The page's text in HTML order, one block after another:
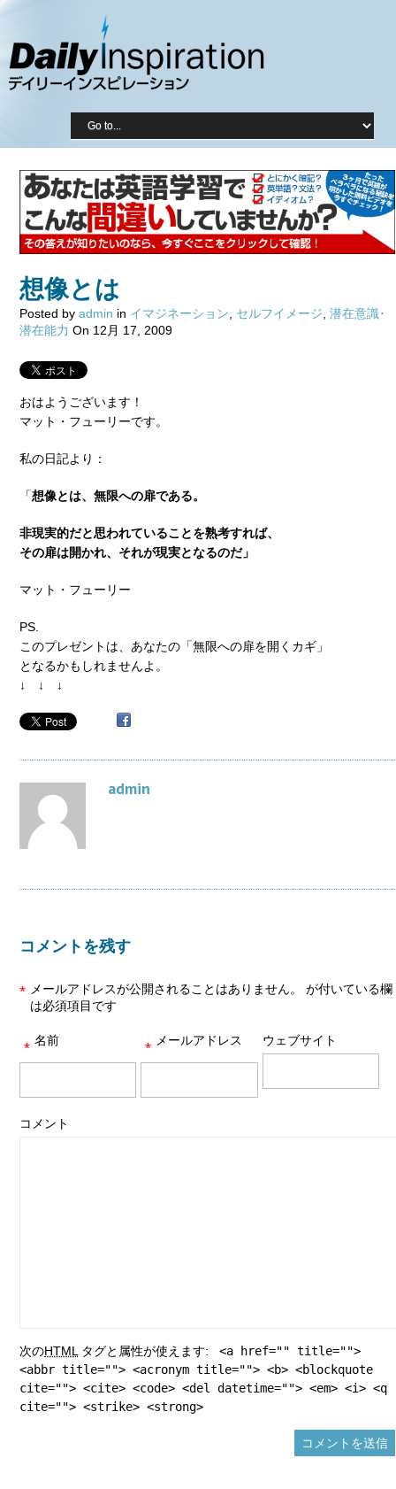
想像とは
Posted by admin in イマジネーション セルフイメージ 潜在意識･
潜在能力 On 12月 17, 2009
おはようございます！
マット・フューリーです。
私の日記より：
「想像とは、無限への扉である。
非現実的だと思われていることを熟考すれば、
その扉は開かれ、それが現実となるのだ」
マット・フューリー
PS.
このプレゼントは、あなたの「無限への扉を開くカギ」
となるかもしれませんよ。
↓ ↓ ↓
admin
コメントを残す
メールアドレスが公開されることはありません。
*
が付いている欄
は必須項目です
名前
* メールアドレス
* ウェブサイト
コメント
次のHTML タグと属性が使えます:
<a href="" title="">
<abbr title=""> <acronym title=""> <b> <blockquote
cite=""> <cite> <code> <del datetime=""> <em> <i> <q
cite=""> <strike> <strong>